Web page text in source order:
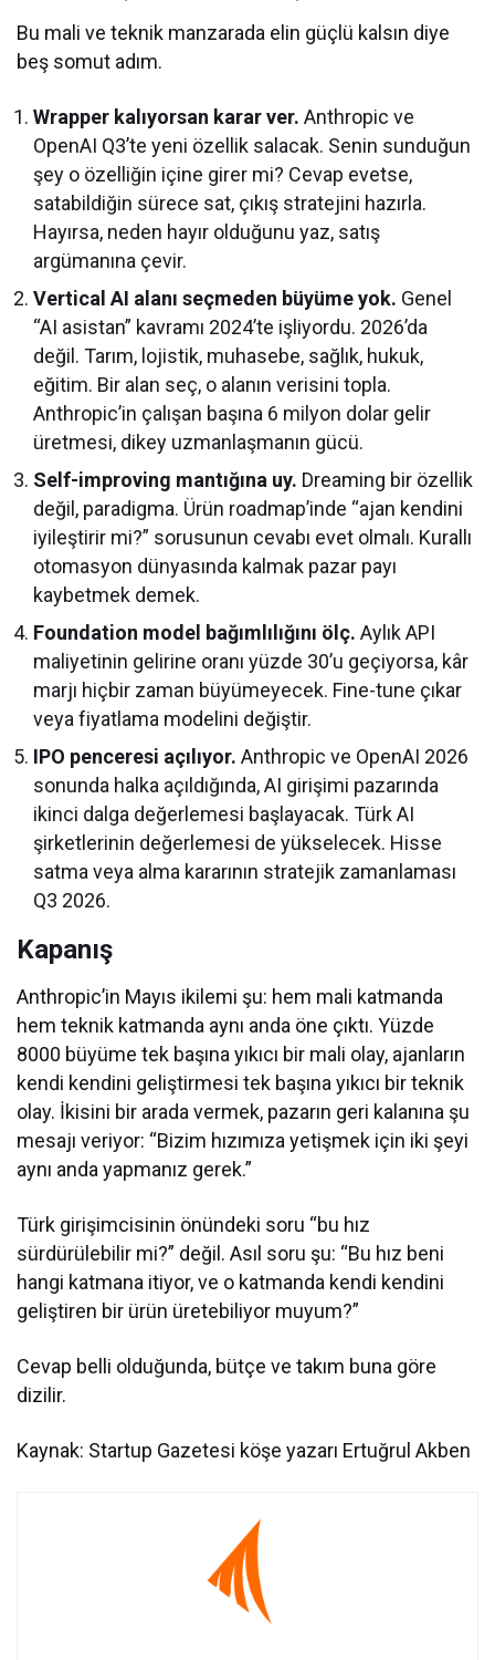
Bu mali ve teknik manzarada elin güçlü kalsın diye
beş somut adım.
Wrapper kalıyorsan karar ver. Anthropic ve
OpenAI Q3’te yeni özellik salacak. Senin sunduğun
şey o özelliğin içine girer mi? Cevap evetse,
satabildiğin sürece sat, çıkış stratejini hazırla.
Hayırsa, neden hayır olduğunu yaz, satış
argümanına çevir.
Vertical AI alanı seçmeden büyüme yok. Genel
“AI asistan” kavramı 2024’te işliyordu. 2026’da
değil. Tarım, lojistik, muhasebe, sağlık, hukuk,
eğitim. Bir alan seç, o alanın verisini topla.
Anthropic’in çalışan başına 6 milyon dolar gelir
üretmesi, dikey uzmanlaşmanın gücü.
Self-improving mantığına uy. Dreaming bir özellik
değil, paradigma. Ürün roadmap’inde “ajan kendini
iyileştirir mi?” sorusunun cevabı evet olmalı. Kurallı
otomasyon dünyasında kalmak pazar payı
kaybetmek demek.
Foundation model bağımlılığını ölç. Aylık API
maliyetinin gelirine oranı yüzde 30’u geçiyorsa, kâr
marjı hiçbir zaman büyümeyecek. Fine-tune çıkar
veya fiyatlama modelini değiştir.
IPO penceresi açılıyor. Anthropic ve OpenAI 2026
sonunda halka açıldığında, AI girişimi pazarında
ikinci dalga değerlemesi başlayacak. Türk AI
şirketlerinin değerlemesi de yükselecek. Hisse
satma veya alma kararının stratejik zamanlaması
Q3 2026.
Kapanış
Anthropic’in Mayıs ikilemi şu: hem mali katmanda
hem teknik katmanda aynı anda öne çıktı. Yüzde
8000 büyüme tek başına yıkıcı bir mali olay, ajanların
kendi kendini geliştirmesi tek başına yıkıcı bir teknik
olay. İkisini bir arada vermek, pazarın geri kalanına şu
mesajı veriyor: “Bizim hızımıza yetişmek için iki şeyi
aynı anda yapmanız gerek.”
Türk girişimcisinin önündeki soru “bu hız
sürdürülebilir mi?” değil. Asıl soru şu: “Bu hız beni
hangi katmana itiyor, ve o katmanda kendi kendini
geliştiren bir ürün üretebiliyor muyum?”
Cevap belli olduğunda, bütçe ve takım buna göre
dizilir.
Kaynak: Startup Gazetesi köşe yazarı Ertuğrul Akben